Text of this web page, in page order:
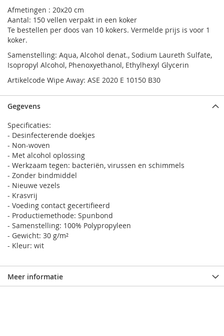
Afmetingen : 20x20 cm
Aantal: 150 vellen verpakt in een koker
Te bestellen per doos van 10 kokers. Vermelde prijs is voor 1
koker.
Samenstelling: Aqua, Alcohol denat., Sodium Laureth Sulfate,
Isopropyl Alcohol, Phenoxyethanol, Ethylhexyl Glycerin
Artikelcode Wipe Away: ASE 2020 E 10150 B30
Gegevens
Specificaties:
- Desinfecterende doekjes
- Non-woven
- Met alcohol oplossing
- Werkzaam tegen: bacteriën, virussen en schimmels
- Zonder bindmiddel
- Nieuwe vezels
- Krasvrij
- Voeding contact gecertifieerd
- Productiemethode: Spunbond
- Samenstelling: 100% Polypropyleen
- Gewicht: 30 g/m²
- Kleur: wit
Meer informatie